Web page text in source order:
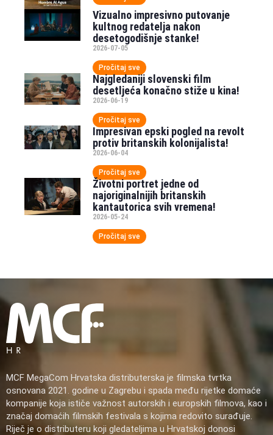
Vizualno impresivno putovanje
kultnog redatelja nakon
desetogodišnje stanke!
2026-07-05
Pročitaj sve
Najgledaniji slovenski film
desetljeća konačno stiže u kina!
2026-06-19
Pročitaj sve
Impresivan epski pogled na revolt
protiv britanskih kolonijalista!
2026-06-04
Pročitaj sve
Životni portret jedne od
najoriginalnijih britanskih
kantautorica svih vremena!
2026-05-24
Pročitaj sve
MCF MegaCom Hrvatska distributerska je filmska tvrtka
osnovana 2021. godine u Zagrebu i spada među rijetke domaće
kompanije koja ističe važnost autorskih i europskih filmova, kao i
značaj domaćih filmskih festivala s kojima redovito surađuje.
Riječ je o distributeru koji gledateljima u Hrvatskoj donosi